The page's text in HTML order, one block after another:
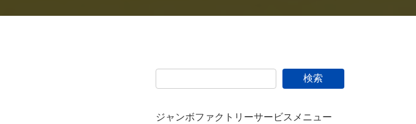
検索
ジャンボファクトリーサービスメニュー